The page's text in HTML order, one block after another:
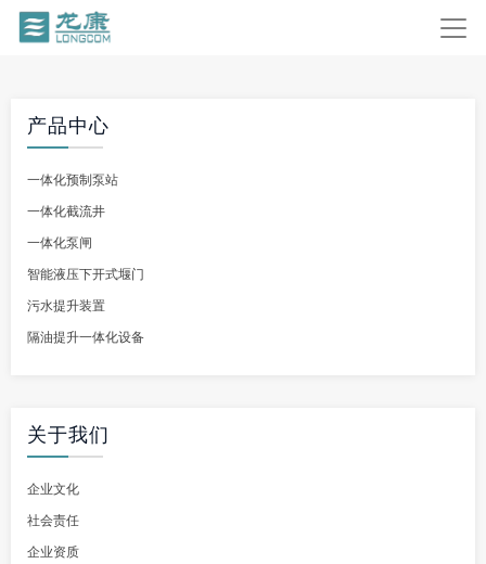
产品中心
一体化预制泵站
一体化截流井
一体化泵闸
智能液压下开式堰门
污水提升装置
隔油提升一体化设备
关于我们
企业文化
社会责任
企业资质